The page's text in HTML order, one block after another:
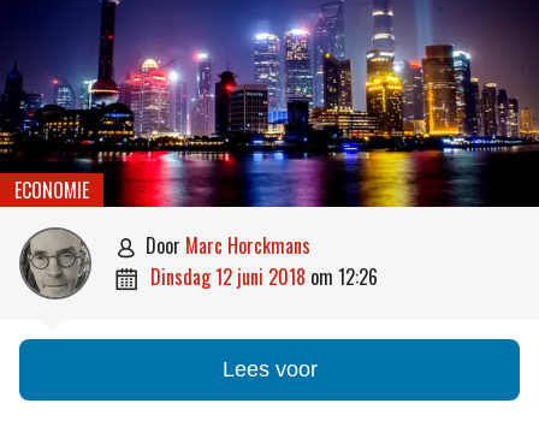
ECONOMIE
 door Marc Horckmans
 dinsdag 12 juni 2018 om 12:26
Lees voor